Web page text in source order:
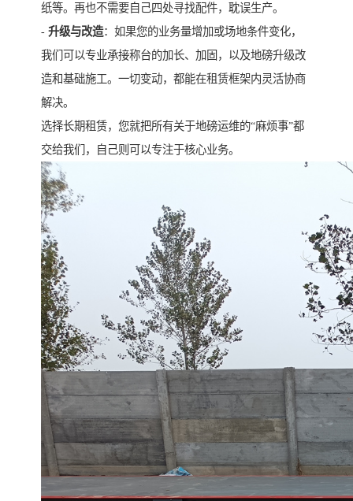
纸等。再也不需要自己四处寻找配件，耽误生产。
- 升级与改造：如果您的业务量增加或场地条件变化，
我们可以专业承接称台的加长、加固，以及地磅升级改
造和基础施工。一切变动，都能在租赁框架内灵活协商
解决。
选择长期租赁，您就把所有关于地磅运维的“麻烦事”都
交给我们，自己则可以专注于核心业务。